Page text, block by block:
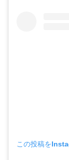
この投稿を